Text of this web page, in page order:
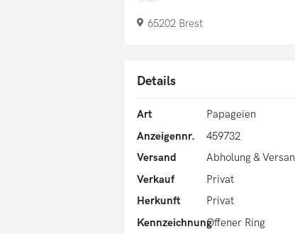
65202 Brest
Details
Art
Papageien
Anzeigennr.
459732
Versand
Abholung &
Verkauf
Privat
Herkunft
Privat
KennzeichnungOffener Ring